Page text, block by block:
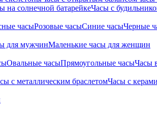
на солнечной батарейкеЧасы с
часыРозовые часыСиние часыЧерные
для мужчинМаленькие часы для женщин
Овальные часыПрямоугольные часыЧасы
с металлическим браслетомЧасы с